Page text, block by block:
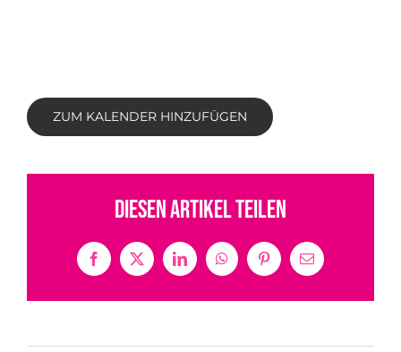
ZUM KALENDER HINZUFÜGEN
Diesen Artikel teilen
Facebook
X LinkedInWhatsAppPinterestE-
Mail